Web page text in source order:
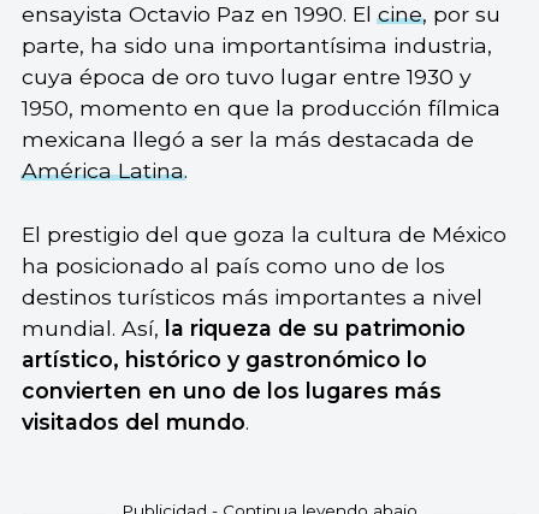
ensayista Octavio Paz en 1990. Elcine, por su
parte, ha sido una importantísima industria,
cuya época de oro tuvo lugar entre 1930 y
1950, momento en que la producción fílmica
mexicana llegó a ser la más destacada de
América Latina.
El prestigio del que goza la cultura de México
ha posicionado al país como uno de los
destinos turísticos más importantes a nivel
mundial. Así, la riqueza de su patrimonio
artístico, histórico y gastronómico lo
convierten en uno de los lugares más
visitados del mundo.